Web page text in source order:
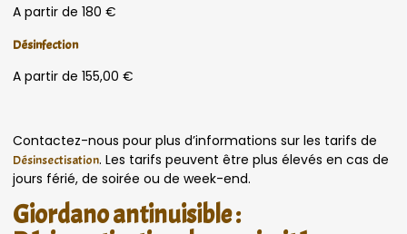
A partir de 180 €
Désinfection
A partir de 155,00 €
Contactez-nous pour plus d’informations sur les tarifs de
Désinsectisation. Les tarifs peuvent être plus élevés en cas de
jours férié, de soirée ou de week-end.
Giordano antinuisible :